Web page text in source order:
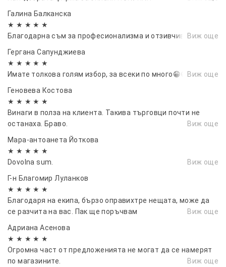
Осигурете си по-комфортно, безопасно и
приятно шофиране с нашите качествени
ветробрани
Галина Балканска
★ ★ ★ ★ ★
Благодарна съм за професионализма и отзивчивостта
Виж още
Гергана Сапунджиева
★ ★ ★ ★ ★
Имате толкова голям избор, за всеки по много😁😁😁Виж още
Геновева Костова
★ ★ ★ ★ ★
Винаги в полза на клиента. Такива търговци почти не
останаха. Браво.
Виж още
Мара-антоанета Йоткова
★ ★ ★ ★ ★
Dovolna sum.
Виж още
Г-н Благомир Луланков
★ ★ ★ ★ ★
Благодаря на екипа, бързо оправихтре нещата, може да
се разчита на вас. Пак ще поръчвам
Виж още
Адриана Асенова
★ ★ ★ ★ ★
Огромна част от предложенията не могат да се намерят
по магазините.
Виж още